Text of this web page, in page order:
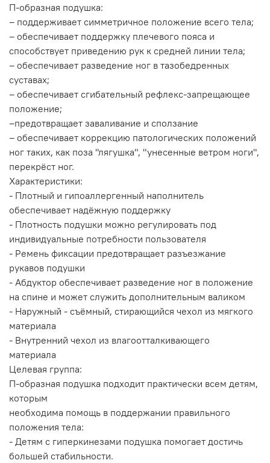
П-образная подушка:
– поддерживает симметричное положение всего тела;
– обеспечивает поддержку плечевого пояса и
способствует приведению рук к средней линии тела;
– обеспечивает разведение ног в тазобедренных
суставах;
– обеспечивает сгибательный рефлекс-запрещающее
положение;
–предотвращает заваливание и сползание
– обеспечивает коррекцию патологических положений
ног таких, как поза "лягушка", "унесенные ветром ноги",
перекрёст ног.
Характеристики:
- Плотный и гипоаллергенный наполнитель
обеспечивает надёжную поддержку
- Плотность подушки можно регулировать под
индивидуальные потребности пользователя
- Ремень фиксации предотвращает разъезжание
рукавов подушки
- Абдуктор обеспечивает разведение ног в положение
на спине и может служить дополнительным валиком
- Наружный - съёмный, стирающийся чехол из мягкого
материала
- Внутренний чехол из влагоотталкивающего
материала
Целевая группа:
П-образная подушка подходит практически всем детям,
которым
необходима помощь в поддержании правильного
положения тела:
- Детям с гиперкинезами подушка помогает достичь
большей стабильности.